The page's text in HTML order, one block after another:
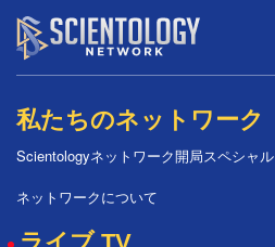
私たちのネットワーク
Scientologyネットワーク開局スペシャル
ネットワークについて